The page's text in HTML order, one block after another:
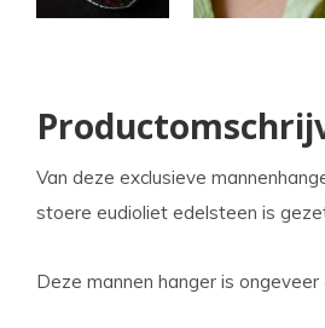
Van deze exclusieve
stoere eudioliet edelsteen is
Deze mannen hanger is